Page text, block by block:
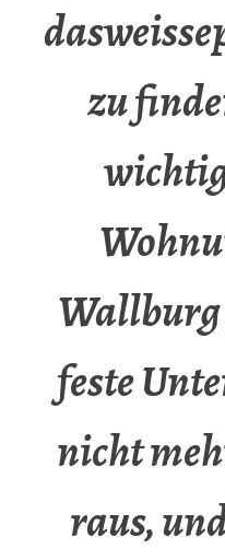
zu
Wallburg
feste
nicht
raus,